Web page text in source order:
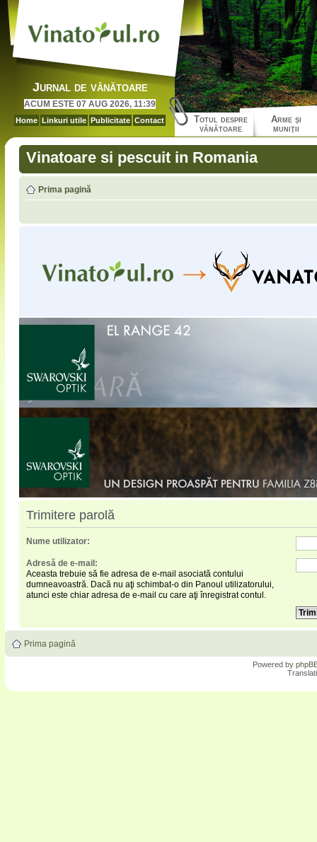
Jurnal de vânătoare
ACUM ESTE 07 AUG 2026, 11:39
Home Linkuri utile Publicitate Contact
Totul despre
vânătoare
Arme şi
muniţii
Vinatoare si pescuit in Romania
Prima pagină
Trimitere parolă
Nume utilizator:
Adresă de e-mail:
Aceasta trebuie să fie adresa de e-mail asociată contului
dumneavoastră. Dacă nu aţi schimbat-o din Panoul utilizatorului,
atunci este chiar adresa de e-mail cu care aţi înregistrat contul.
Prima pagină
Powered by